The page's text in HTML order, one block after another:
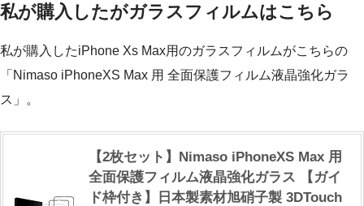
私が購入したがガラスフィルムはこちら
私が購入したiPhone Xs Max用のガラスフィルムがこちらの
「Nimaso iPhoneXS Max 用 全面保護フィルム液晶強化ガラ
ス」。
【2枚セット】Nimaso iPhoneXS Max 用
全面保護フィルム液晶強化ガラス 【ガイ
ド枠付き】日本製素材旭硝子製 3DTouch